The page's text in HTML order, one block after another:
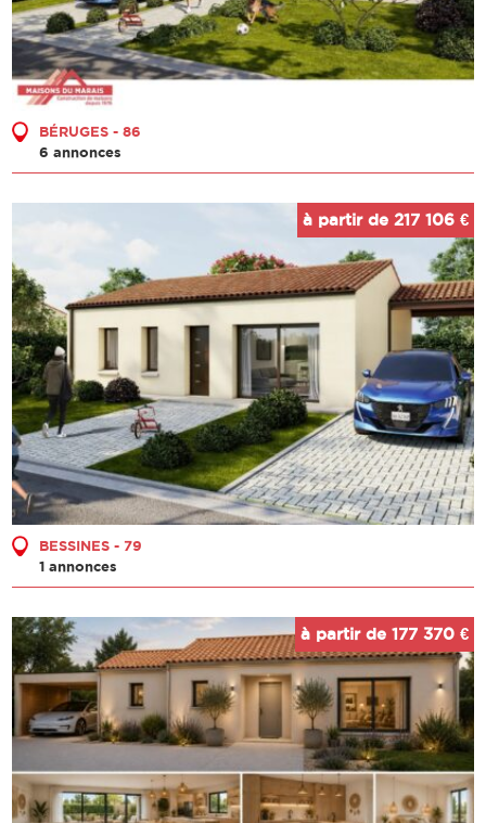
BÉRUGES - 86
6 annonces
BESSINES - 79
1 annonces
à partir de 217 106 €
à partir de 177 370 €